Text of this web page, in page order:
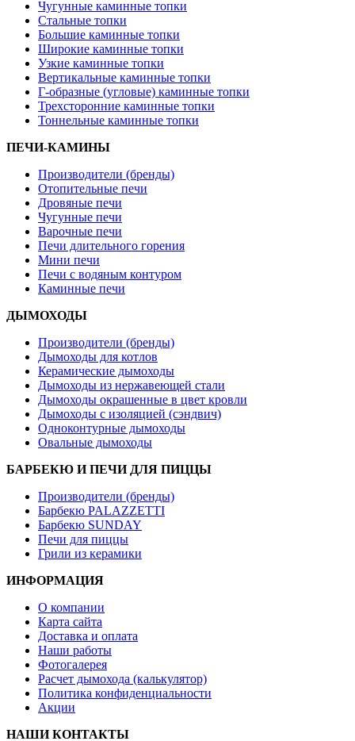
Чугунные каминные топки
Стальные топки
Большие каминные топки
Широкие каминные топки
Узкие каминные топки
Вертикальные каминные топки
Г-образные (угловые) каминные топки
Трехсторонние каминные топки
Тоннельные каминные топки
ПЕЧИ-КАМИНЫ
Производители (бренды)
Отопительные печи
Дровяные печи
Чугунные печи
Варочные печи
Печи длительного горения
Мини печи
Печи с водяным контуром
Каминные печи
ДЫМОХОДЫ
Производители (бренды)
Дымоходы для котлов
Керамические дымоходы
Дымоходы из нержавеющей стали
Дымоходы окрашенные в цвет кровли
Дымоходы с изоляцией (сэндвич)
Одноконтурные дымоходы
Овальные дымоходы
БАРБЕКЮ И ПЕЧИ ДЛЯ ПИЦЦЫ
Производители (бренды)
Барбекю PALAZZETTI
Барбекю SUNDAY
Печи для пиццы
Грили из керамики
ИНФОРМАЦИЯ
О компании
Карта сайта
Доставка и оплата
Наши работы
Фотогалерея
Расчет дымохода (калькулятор)
Политика конфиденциальности
Акции
НАШИ КОНТАКТЫ